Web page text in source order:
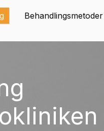
Behandlingsmetoder